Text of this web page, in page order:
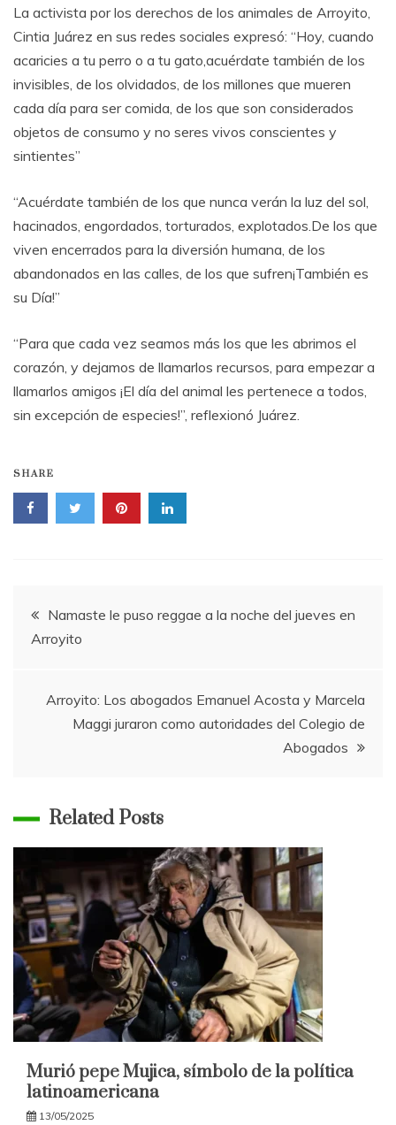
La activista por los derechos de los animales de Arroyito,
Cintia Juárez en sus redes sociales expresó: “Hoy, cuando
acaricies a tu perro o a tu gato,acuérdate también de los
invisibles, de los olvidados, de los millones que mueren
cada día para ser comida, de los que son considerados
objetos de consumo y no seres vivos conscientes y
sintientes”
“Acuérdate también de los que nunca verán la luz del sol,
hacinados, engordados, torturados, explotados.De los que
viven encerrados para la diversión humana, de los
abandonados en las calles, de los que sufren¡También es
su Día!”
“Para que cada vez seamos más los que les abrimos el
corazón, y dejamos de llamarlos recursos, para empezar a
llamarlos amigos ¡El día del animal les pertenece a todos,
sin excepción de especies!”, reflexionó Juárez.
SHARE
Navegación
de
entradas
Namaste le puso reggae a la noche del jueves en
Arroyito
Arroyito: Los abogados Emanuel Acosta y Marcela
Maggi juraron como autoridades del Colegio de
Abogados
Related Posts
Murió pepe Mujica, símbolo de la política
latinoamericana
13/05/2025